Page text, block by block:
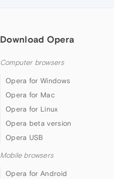
Download Opera
Computer browsers
Opera for Windows
Opera for Mac
Opera for Linux
Opera beta version
Opera USB
Mobile browsers
Opera for Android